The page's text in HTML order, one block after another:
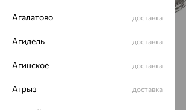
Агалатово доставка
Агидель доставка
Агинское доставка
Агрыз доставка